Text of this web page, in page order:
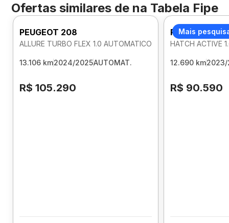
Ofertas similares de na Tabela Fipe
PEUGEOT 208
ALLURE TURBO FLEX 1.0 AUTOMATICO
13.106 km2024/2025AUTOMAT.
R$ 105.290
Mais
PEUGEOT 208
HATCH ACTIVE
12.690 km
R$ 90.590